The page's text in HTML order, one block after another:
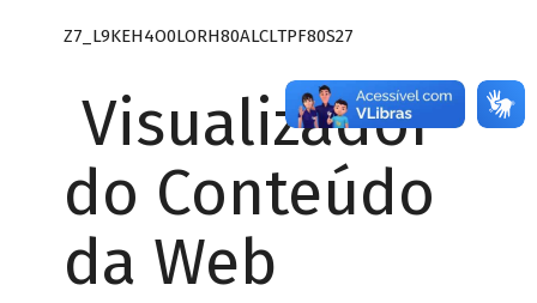
Z7_L9KEH4O0LORH80ALCLTPF80S27
Visualizador
do Conteúdo
da Web